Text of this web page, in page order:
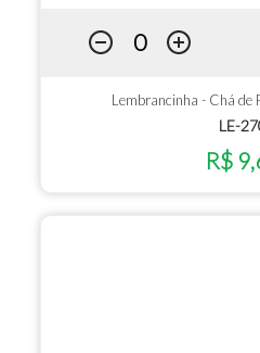
Lembrancinha - Chá de
LE-
R$